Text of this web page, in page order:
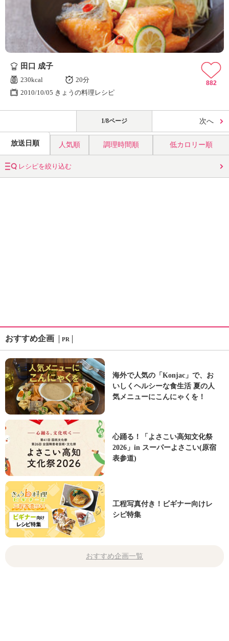
田口 成子
230kcal
20分
2010/10/05 きょうの料理レシピ
882
1/8ページ 次へ
放送日順 人気順 調理時間順 低カロリー順
レシピを絞り込む
おすすめ企画 PR
海外で人気の「Konjac」で、お
いしくヘルシーな食生活 夏の人
気メニューにこんにゃくを！
心踊る！「よさこい高知文化祭
2026」in スーパーよさこい(原宿
表参道)
工程写真付き！ビギナー向けレ
シピ特集
おすすめ企画一覧